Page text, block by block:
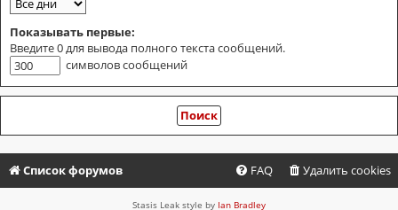
Показывать первые:
Введите 0 для вывода полного текста сообщений.
символов сообщений
Список форумов Удалить cookies
FAQ
Stasis Leak style by Ian Bradley